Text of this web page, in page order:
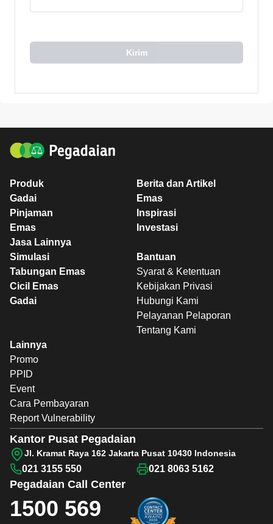
Kirim
Produk
Gadai
Pinjaman
Emas
Jasa Lainnya
Berita dan Artikel
Emas
Inspirasi
Investasi
Simulasi
Tabungan Emas
Cicil Emas
Gadai
Bantuan
Syarat & Ketentuan
Kebijakan Privasi
Hubungi Kami
Pelayanan Pelaporan
Tentang Kami
Lainnya
Promo
PPID
Event
Cara Pembayaran
Report Vulnerability
Pegadaian Call Center
1500 569
Kantor Pusat Pegadaian
Jl. Kramat Raya 162 Jakarta Pusat 10430 Indonesia
021 3155 550 021 8063 5162